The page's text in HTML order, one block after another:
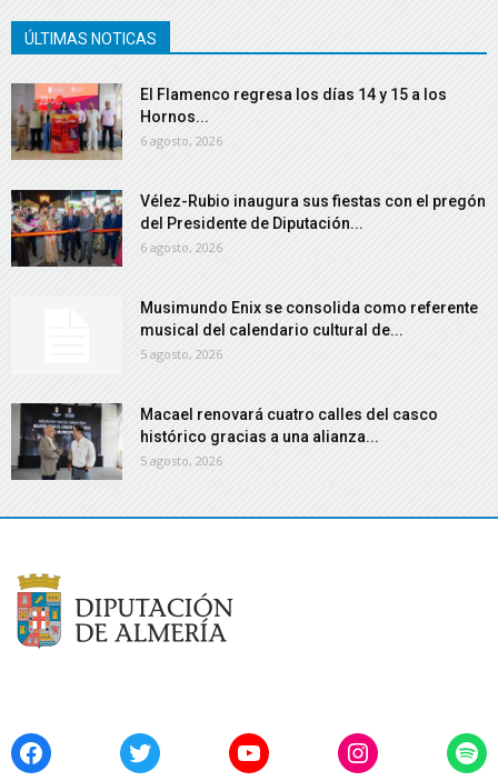
ÚLTIMAS NOTICAS
El Flamenco regresa los días 14 y 15 a los
Hornos...
6 agosto, 2026
Vélez-Rubio inaugura sus fiestas con el pregón
del Presidente de Diputación...
6 agosto, 2026
Musimundo Enix se consolida como referente
musical del calendario cultural de...
5 agosto, 2026
Macael renovará cuatro calles del casco
histórico gracias a una alianza...
5 agosto, 2026
FacebookTwitter YouTubeInstagram